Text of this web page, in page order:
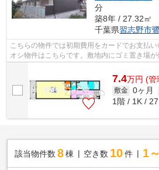
分
築8年 / 27.32㎡
千葉県習志野市
こちらの物件では初期費用をカードでお支払
オシ物件はこちらです。敷地内にゴミ置き場
くまで運ぶ必要がなくゴミ出しが楽にな...
7.4万円 (管
敷金 0ヶ月
1階 / 1K /
該当物件数 8棟 空き数 10 件 1